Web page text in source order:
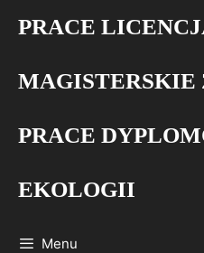
PRACE
PRACE
EKOLOGII
Menu